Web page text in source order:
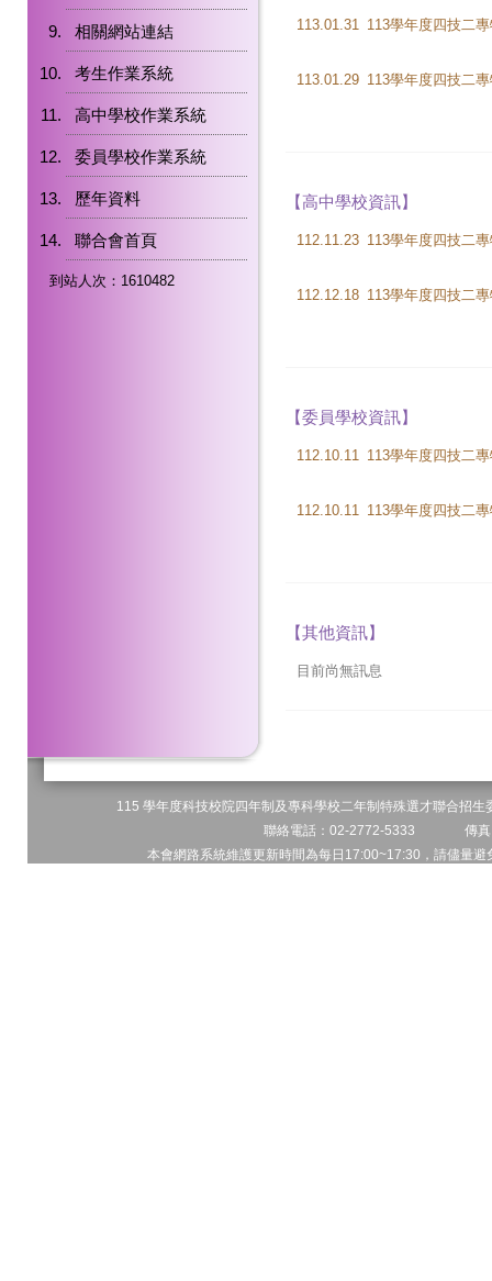
相關網站連結
考生作業系統
高中學校作業系統
委員學校作業系統
歷年資料
聯合會首頁
到站人次：1610482
113.01.31
113.01.29
【高中學校資訊】
112.11.23
112.12.18
【委員學校資訊】
112.10.11
112.10.11
【其他資訊】
目前尚無訊息
115 學年度科技校院四年制及專科學校二年制特殊選才聯合
聯絡電話：02-2772-5333 傳
本會網路系統維護更新時間為每日17:00~17:30，請儘量